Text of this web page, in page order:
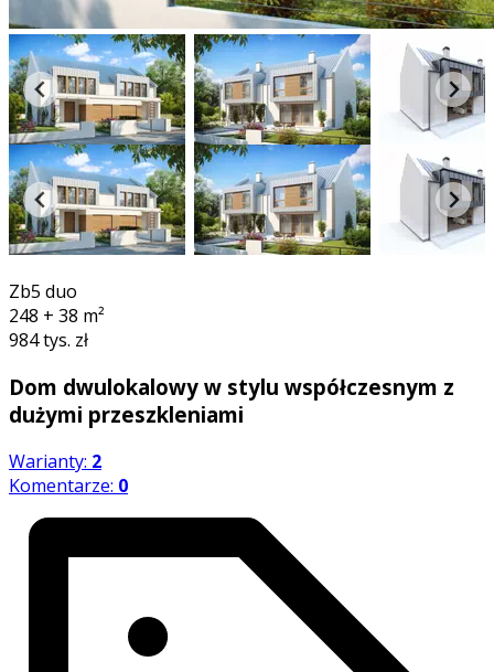
Zb5 duo
248 + 38 m²
984 tys. zł
Dom dwulokalowy w stylu współczesnym z
dużymi przeszkleniami
Warianty: 2
Komentarze: 0